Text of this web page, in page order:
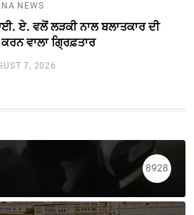
NEWS
ਏ. ਵਲੋਂ ਲੜਕੀ ਨਾਲ ਬਲਾਤਕਾਰ ਦੀ
ਵਾਲਾ ਗ੍ਰਿਫ਼ਤਾਰ
7, 2026
8928